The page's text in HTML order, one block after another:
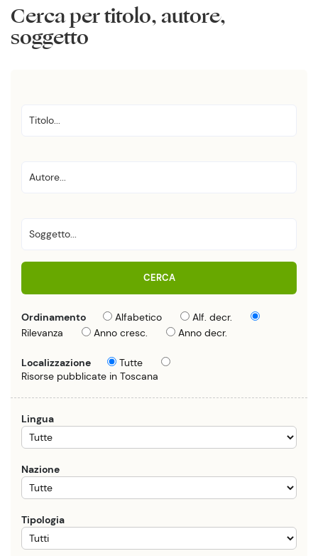
Cerca per titolo, autore,
soggetto
CERCA
Ordinamento Alfabetico
Alf. decr.
Rilevanza
Anno cresc. Anno decr.
Localizzazione
Tutte
Risorse pubblicate in Toscana
Lingua
Nazione
Tipologia